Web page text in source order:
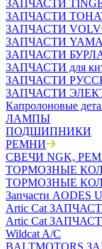
ЗАПЧАСТИ
ЗАПЧАСТИ
ЗАПЧАСТИ
ЗАПЧАСТИ
ЗАПЧАСТИ
ЗАПЧАСТИ для
ЗАПЧАСТИ
ЗАПЧАСТИ
Капролоновые
ЛАМПЫ
ПОДШИПНИКИ
РЕМНИ
СВЕЧИ NGK,
ТОРМОЗНЫЕ
ТОРМОЗНЫЕ
Запчасти AODES
Artic Cat
Artic Cat
Wildcat A/C
BALTMOTORS